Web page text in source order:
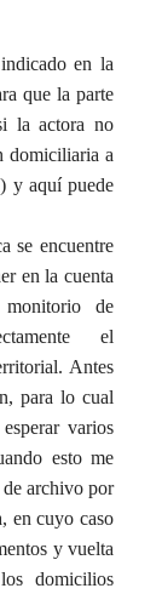
en la
que la parte
la actora no
domiciliaria a
y aquí puede
se encuentre
en la cuenta
de
el
Antes
para lo cual
varios
esto me
archivo por
en cuyo caso
y vuelta
domicilios